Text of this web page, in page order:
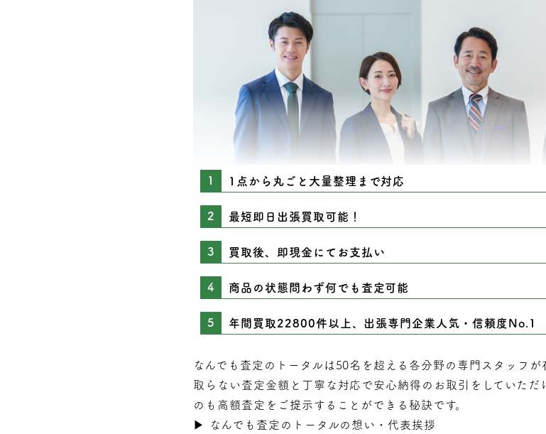
1点から丸ごと大量整理まで対応
最短即日出張買取可能！
買取後、即現金にてお支払い
商品の状態問わず何でも査定可能
年間買取22800件以上、出張専門企業人気・信頼度No.1
なんでも査定のトータルは50名を超える各分野の専門スタッフ
取らない査定 金額と丁寧な対応で安心納得のお取引をしていただ
のも高額査定をご提示することができる秘訣です。
▶︎
なんでも査定のトータルの想い・代表挨拶